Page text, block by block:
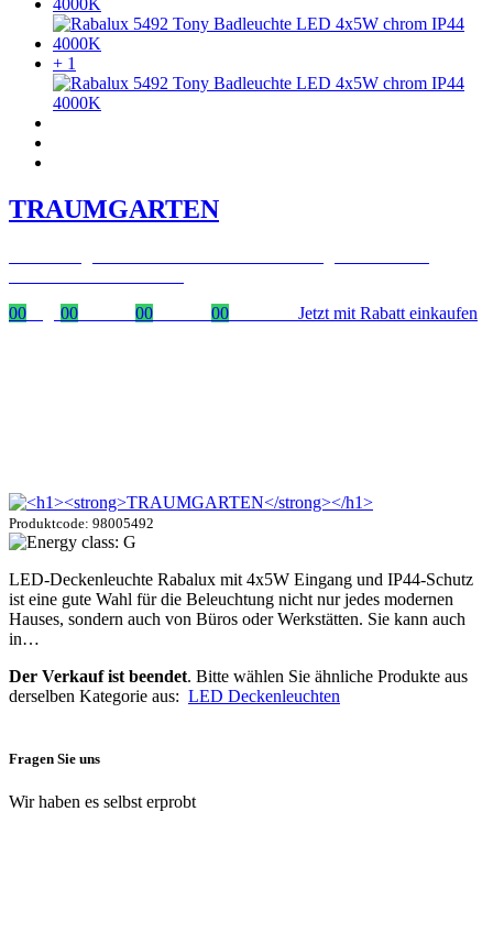
+ 1
TRAUMGARTEN
00
00 00 00 Jetzt mit Rabatt einkaufen
Produktcode: 98005492
LED-Deckenleuchte Rabalux mit 4x5W Eingang und IP44-Schutz
ist eine gute Wahl für die Beleuchtung nicht nur jedes modernen
Hauses, sondern auch von Büros oder Werkstätten. Sie kann auch
in…
Der Verkauf ist beendet. Bitte wählen Sie ähnliche Produkte aus
derselben Kategorie aus: LED Deckenleuchten
Fragen Sie uns
Wir haben es selbst erprobt